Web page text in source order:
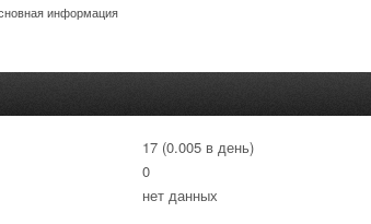
информация
17 (0.005 в день)
0
нет данных